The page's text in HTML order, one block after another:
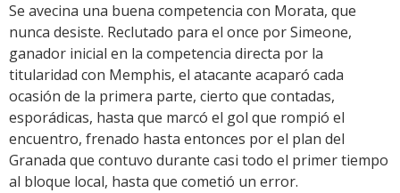
Se avecina una buena competencia con Morata, que
nunca desiste. Reclutado para el once por Simeone,
ganador inicial en la competencia directa por la
titularidad con Memphis, el atacante acaparó cada
ocasión de la primera parte, cierto que contadas,
esporádicas, hasta que marcó el gol que rompió el
encuentro, frenado hasta entonces por el plan del
Granada que contuvo durante casi todo el primer tiempo
al bloque local, hasta que cometió un error.